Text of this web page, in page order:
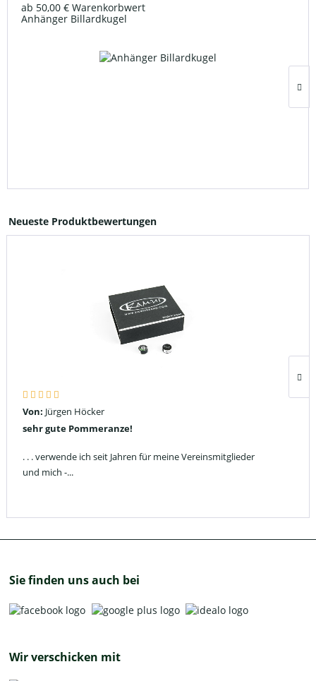
ab 50,00 € Warenkorbwert
Anhänger Billardkugel
Neueste Produktbewertungen
Von: Jürgen Höcker
sehr gute Pommeranze!
. . . verwende ich seit Jahren für meine Vereinsmitglieder
und mich -...
Sie finden uns auch bei
Wir verschicken mit